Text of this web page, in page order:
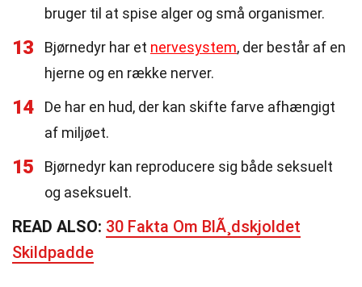
bruger til at spise alger og små organismer.
13 Bjørnedyr har et nervesystem, der består af en
hjerne og en række nerver.
14
De har en hud, der kan skifte farve afhængigt
af miljøet.
15
Bjørnedyr kan reproducere sig både seksuelt
og aseksuelt.
READ ALSO: 30 Fakta Om BlÃ¸dskjoldet
Skildpadde